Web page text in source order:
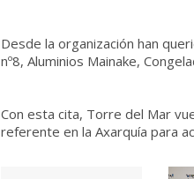
Desde la organización han
nº8, Aluminios Mainake,
Con esta cita, Torre del Mar
referente en la Axarquía para